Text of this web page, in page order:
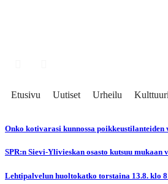
Etusivu Uutiset Urheilu Kulttuuri
Onko kotivarasi kunnossa poikkeustilanteiden
SPR:n Sievi-Ylivieskan osasto kutsuu mukaan
Lehtipalvelun huoltokatko torstaina 13.8. klo